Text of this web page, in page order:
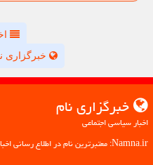
خبرگزاری
خبرگزاری نام
اخبار سیاسی اجتماعی
Namna.ir: معتبرترین نام در اطلاع رسانی اخبار سیاسی و اجتماعی، گامی مطمئن به سوی آگاهی